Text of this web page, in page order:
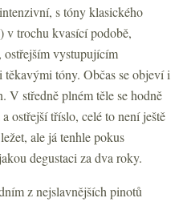
s tóny klasického
v trochu kvasící podobě,
vystupujícím
tóny. Občas se objeví i
V středně plném těle se hodně
ostřejší tříslo, celé to není ještě
ale já tenhle pokus
degustaci za dva roky.
z nejslavnějších pinotů